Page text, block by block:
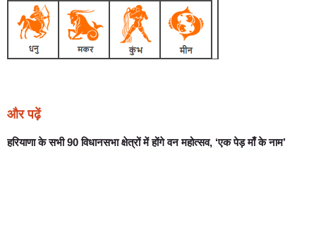
और पढ़ें
हरियाणा के सभी 90 विधानसभा क्षेत्रों में होंगे वन महोत्सव, ‘एक पेड़ माँ के नाम’